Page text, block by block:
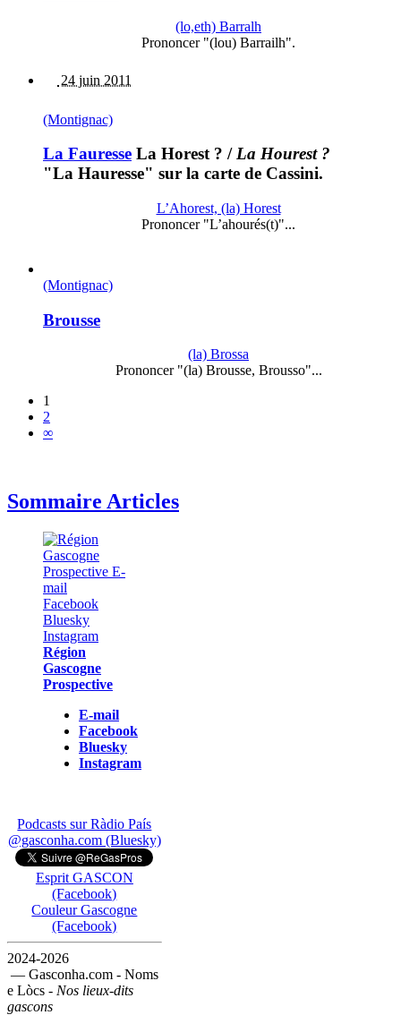
(lo,eth) Barralh
Prononcer "(lou) Barrailh".
24 juin 2011
(Montignac)
La Fauresse La Horest ? /La Hourest ?
"La Hauresse" sur la carte de Cassini.
L’Ahorest, (la) Horest
Prononcer "L’ahourés(t)"...
(Montignac)
Brousse
(la) Brossa
Prononcer "(la) Brousse, Brousso"...
1
2
∞
Sommaire Articles
Région
Gascogne
Prospective
E-mail
Facebook
Bluesky
Instagram
Podcasts sur Ràdio País
@gasconha.com (Bluesky)
Esprit GASCON
(Facebook)
Couleur Gascogne
(Facebook)
2024-2026
— Gasconha.com - Noms
e Lòcs - Nos lieux-dits
gascons